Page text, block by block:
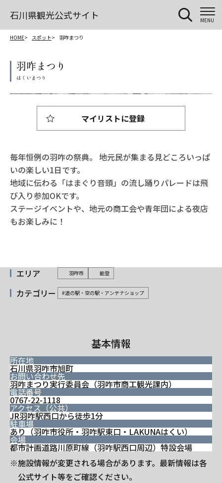
石川県観光公式サイト MENU
HOME スポット 羽咋まつり
羽咋まつり
毎年恒例の羽咋の祭典。 地元民が集まる見どころいっぱ
いの楽しい1日です。
地域に伝わる「はまぐり音頭」の流し踊りパレードは飛
び入り参加OKです。
ステージイベントや、地元の商工会や青年団による夜店
もお楽しみに！
マイリストに登録
エリア 羽咋市 能登
カテゴリー #道の駅・空の駅・アンテナショップ
基本情報
所在地
石川県羽咋市旭町
お問い合わせ先
羽咋まつり実行委員会（羽咋市商工観光課内）
電話番号
0767-22-1118
アクセス（公共）
JR羽咋駅西口から徒歩1分
駐車場
あり（羽咋市役所・羽咋駅東口・LAKUNAはくい）
会場
都市計画道路川原町線（羽咋駅西口周辺）特設会場
※施設情報が変更される場合があります。最新情報は各
公式サイト等をご確認ください。